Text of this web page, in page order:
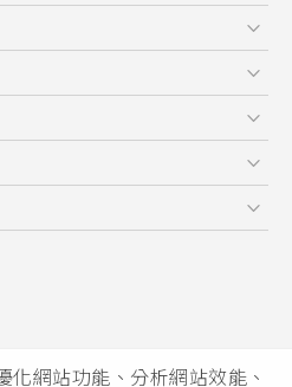
網站功能、分析網站效能、
manual